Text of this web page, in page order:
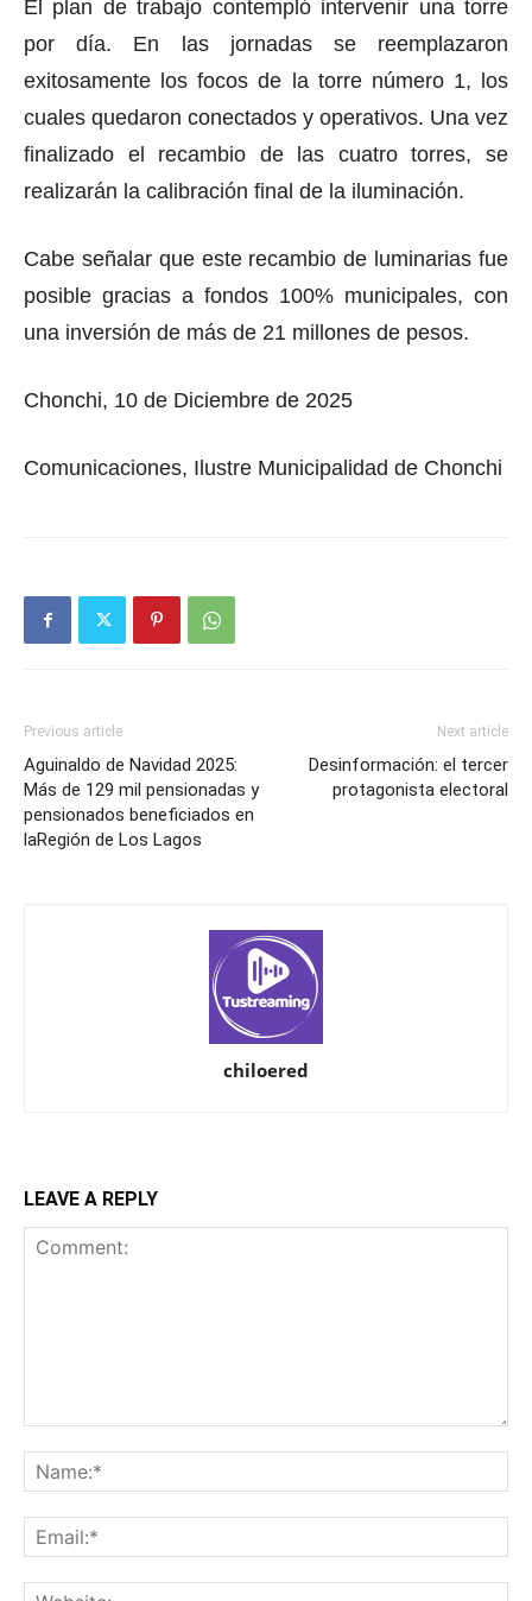
El plan de trabajo contempló intervenir una torre
por día. En las jornadas se reemplazaron
exitosamente los focos de la torre número 1, los
cuales quedaron conectados y operativos. Una vez
finalizado el recambio de las cuatro torres, se
realizarán la calibración final de la iluminación.
Cabe señalar que este recambio de luminarias fue
posible gracias a fondos 100% municipales, con
una inversión de más de 21 millones de pesos.
Chonchi, 10 de Diciembre de 2025
Comunicaciones, Ilustre Municipalidad de Chonchi
Previous article
Aguinaldo de Navidad 2025:
Más de 129 mil pensionadas y
pensionados beneficiados en
laRegión de Los Lagos
Next article
Desinformación: el tercer
protagonista electoral
chiloered
LEAVE A REPLY